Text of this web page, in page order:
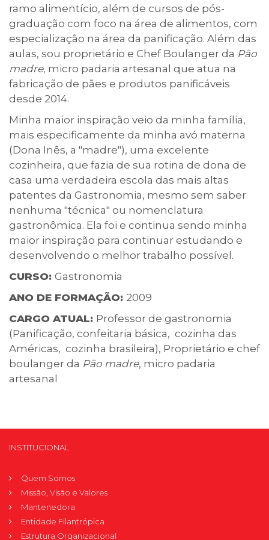
ramo alimentício, além de cursos de pós-
graduação com foco na área de alimentos, com
especialização na área da panificação. Além das
aulas, sou proprietário e Chef Boulanger da Pão
madre, micro padaria artesanal que atua na
fabricação de pães e produtos panificáveis
desde 2014.
Minha maior inspiração veio da minha família,
mais especificamente da minha avó materna
(Dona Inês, a "madre"), uma excelente
cozinheira, que fazia de sua rotina de dona de
casa uma verdadeira escola das mais altas
patentes da Gastronomia, mesmo sem saber
nenhuma "técnica" ou nomenclatura
gastronômica. Ela foi e continua sendo minha
maior inspiração para continuar estudando e
desenvolvendo o melhor trabalho possível.
CURSO: Gastronomia
ANO DE FORMAÇÃO: 2009
CARGO ATUAL: Professor de gastronomia
(Panificação, confeitaria básica, cozinha das
Américas, cozinha brasileira), Proprietário e chef
boulanger da Pão madre, micro padaria
artesanal
INSTITUCIONAL
Quem Somos
Missão, Visão e Valores
Mantenedora
Entidade Filantrópica
Estrutura Organizacional